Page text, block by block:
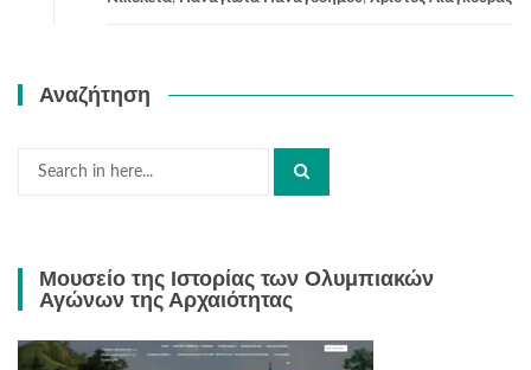
Αναζήτηση
Search
Μουσείο της Ιστορίας των Ολυμπιακών
Αγώνων της Αρχαιότητας